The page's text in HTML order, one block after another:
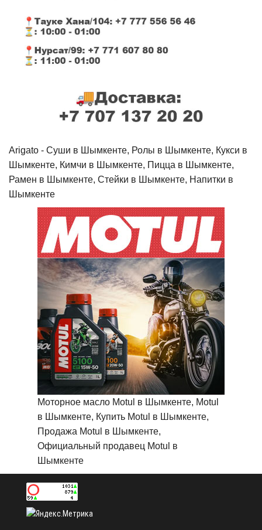
Arigato - Cуши в Шымкенте, Ролы в Шымкенте, Кукси в
Шымкенте, Кимчи в Шымкенте, Пицца в Шымкенте,
Рамен в Шымкенте, Стейки в Шымкенте, Напитки в
Шымкенте
Моторное масло Motul в Шымкенте, Motul
в Шымкенте, Купить Motul в Шымкенте,
Продажа Motul в Шымкенте,
Официальный продавец Motul в
Шымкенте